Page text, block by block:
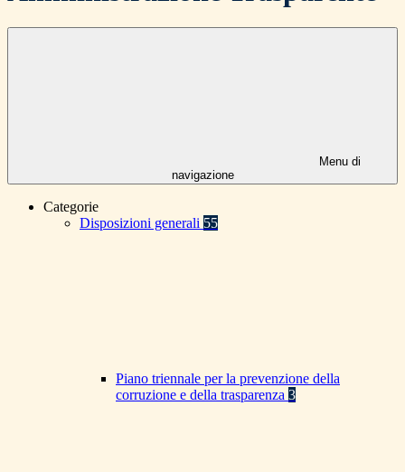
Menu di
navigazione
Categorie
Disposizioni generali 55
Piano triennale per la prevenzione della
corruzione e della trasparenza 3